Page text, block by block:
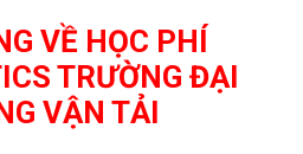
VỀ HỌC PHÍ
TRƯỜNG ĐẠI
VẬN TẢI